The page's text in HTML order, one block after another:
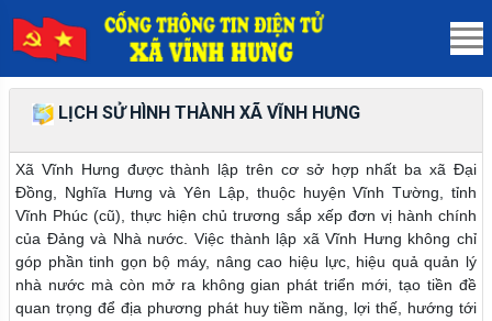
LỊCH SỬ HÌNH THÀNH XÃ VĨNH HƯNG
Xã Vĩnh Hưng được thành lập trên cơ sở hợp nhất ba xã Đại
Đồng, Nghĩa Hưng và Yên Lập, thuộc huyện Vĩnh Tường, tỉnh
Vĩnh Phúc (cũ), thực hiện chủ trương sắp xếp đơn vị hành chính
của Đảng và Nhà nước. Việc thành lập xã Vĩnh Hưng không chỉ
góp phần tinh gọn bộ máy, nâng cao hiệu lực, hiệu quả quản lý
nhà nước mà còn mở ra không gian phát triển mới, tạo tiền đề
quan trọng để địa phương phát huy tiềm năng, lợi thế, hướng tới